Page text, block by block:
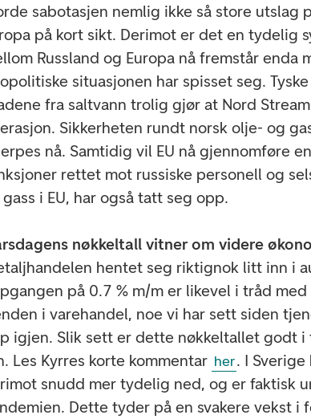
sabotasjen nemlig ikke så store utslag
på kort sikt. Derimot er det en tydelig
Russland og Europa nå fremstår enda
situasjonen har spisset seg.
fra saltvann trolig gjør at Nord
Sikkerheten rundt norsk olje- og
nå. Samtidig vil EU nå gjennomføre
rettet mot russiske personell og
gass i EU, har også tatt seg opp.
nøkkeltall vitner om videre
hentet seg riktignok litt inn i
på 0.7 % m/m er likevel i tråd
i varehandel, noe vi har sett siden
igjen. Slik sett er dette nøkkeltallet godt i
Les Kyrres korte kommentar her. I
snudd mer tydelig ned, og er faktisk
Dette tyder på en svakere vekst i